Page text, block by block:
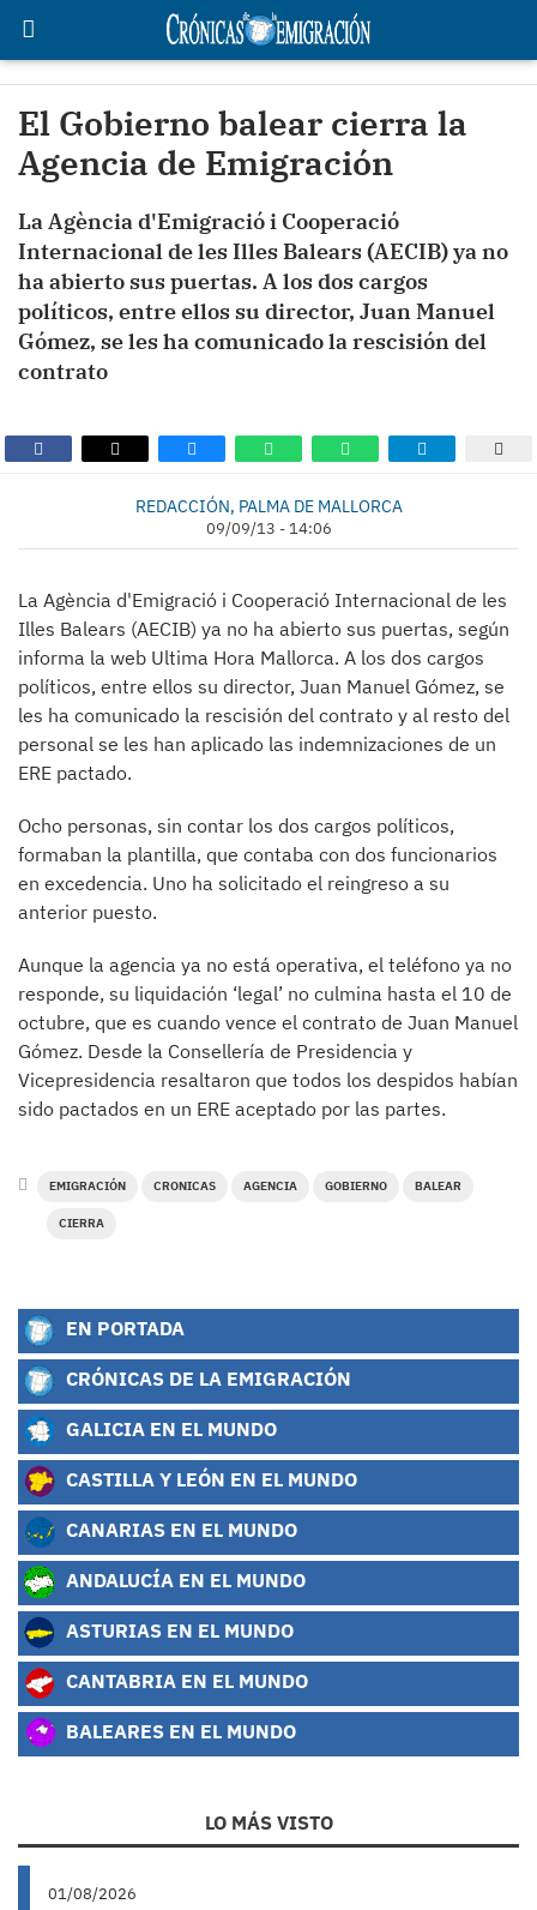
El Gobierno balear cierra la
Agencia de Emigración
La Agència d'Emigració i Cooperació
Internacional de les Illes Balears (AECIB) ya no
ha abierto sus puertas. A los dos cargos
políticos, entre ellos su director, Juan Manuel
Gómez, se les ha comunicado la rescisión del
contrato
REDACCIÓN, PALMA DE MALLORCA
09/09/13 - 14:06
La Agència d'Emigració i Cooperació Internacional de les
Illes Balears (AECIB) ya no ha abierto sus puertas, según
informa la web Ultima Hora Mallorca. A los dos cargos
políticos, entre ellos su director, Juan Manuel Gómez, se
les ha comunicado la rescisión del contrato y al resto del
personal se les han aplicado las indemnizaciones de un
ERE pactado.
Ocho personas, sin contar los dos cargos políticos,
formaban la plantilla, que contaba con dos funcionarios
en excedencia. Uno ha solicitado el reingreso a su
anterior puesto.
Aunque la agencia ya no está operativa, el teléfono ya no
responde, su liquidación ‘legal’ no culmina hasta el 10 de
octubre, que es cuando vence el contrato de Juan Manuel
Gómez. Desde la Consellería de Presidencia y
Vicepresidencia resaltaron que todos los despidos habían
sido pactados en un ERE aceptado por las partes.
EMIGRACIÓN CRONICAS AGENCIA GOBIERNO BALEAR
CIERRA
EN PORTADA
CRÓNICAS DE LA EMIGRACIÓN
GALICIA EN EL MUNDO
CASTILLA Y LEÓN EN EL MUNDO
CANARIAS EN EL MUNDO
ANDALUCÍA EN EL MUNDO
ASTURIAS EN EL MUNDO
CANTABRIA EN EL MUNDO
BALEARES EN EL MUNDO
LO MÁS VISTO
01/08/2026